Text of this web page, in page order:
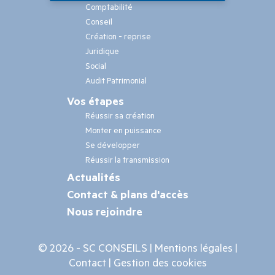
Comptabilité
Conseil
Création - reprise
Juridique
Social
Audit Patrimonial
Pied
page
Vos étapes
Réussir sa création
Monter en puissance
Se développer
Réussir la transmission
Actualités
Contact & plans d'accès
Nous rejoindre
© 2026 - SC CONSEILS | Mentions légales |
Contact | Gestion des cookies